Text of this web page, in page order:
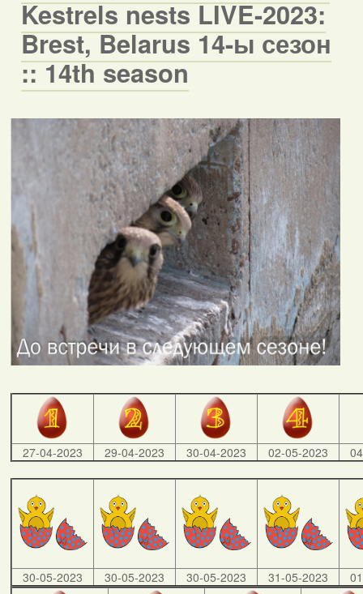
Kestrels nests LIVE-2023:
Brest, Belarus 14-ы сезон
:: 14th season
27-04-2023 29-04-2023 30-04-2023 02-05-2023
30-05-2023 30-05-2023 30-05-2023 31-05-2023